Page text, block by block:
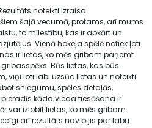
noteikti izraisa
šajā vecumā, protams, arī mums
to mīlestību, kas ir apkārt un
Vienā hokeja spēlē notiek ļoti
ir lietas, ko mēs gribam paņemt
Būs lietas, kas būs
viņi ļoti labi uzsūc lietas un noteikti
sniegumu, spēles detaļās,
kāda vieda tiesāšana ir
var izlobīt lietas, ko mēs gribam
arī rezultāts nav bijis par labu